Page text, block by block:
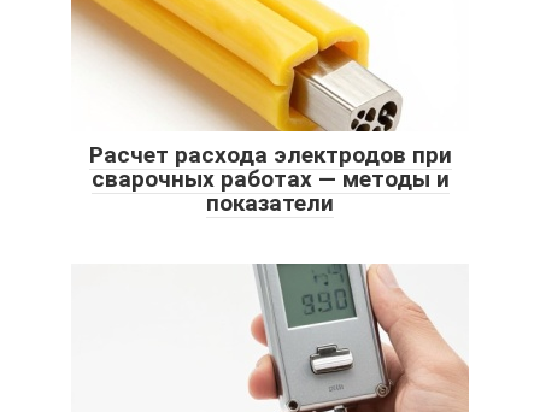
Расчет расхода электродов при
сварочных работах — методы и
показатели